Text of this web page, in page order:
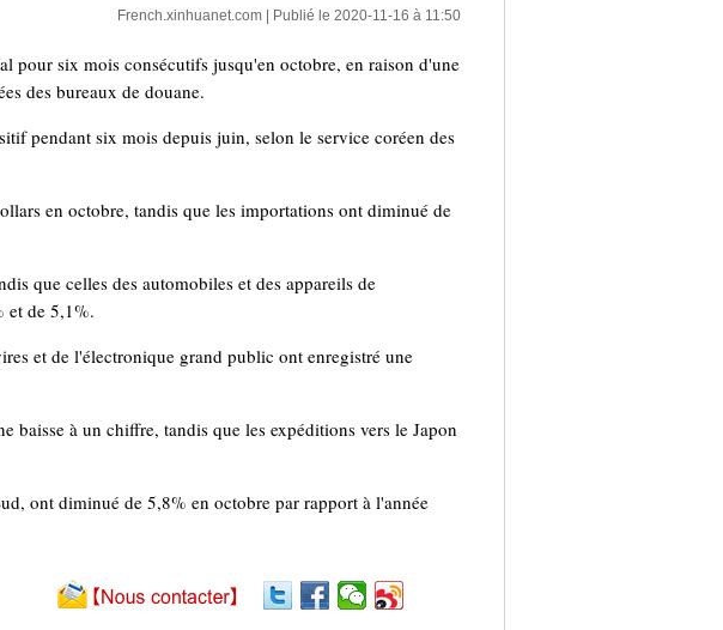
French.xinhuanet.com| Publié le 2020-11-16 à 11:50
pour six mois consécutifs jusqu'en octobre, en raison d'une
des bureaux de douane.
pendant six mois depuis juin, selon le service coréen des
en octobre, tandis que les importations ont diminué de
que celles des automobiles et des appareils de
et de 5,1%.
et de l'électronique grand public ont enregistré une
baisse à un chiffre, tandis que les expéditions vers le Japon
ont diminué de 5,8% en octobre par rapport à l'année